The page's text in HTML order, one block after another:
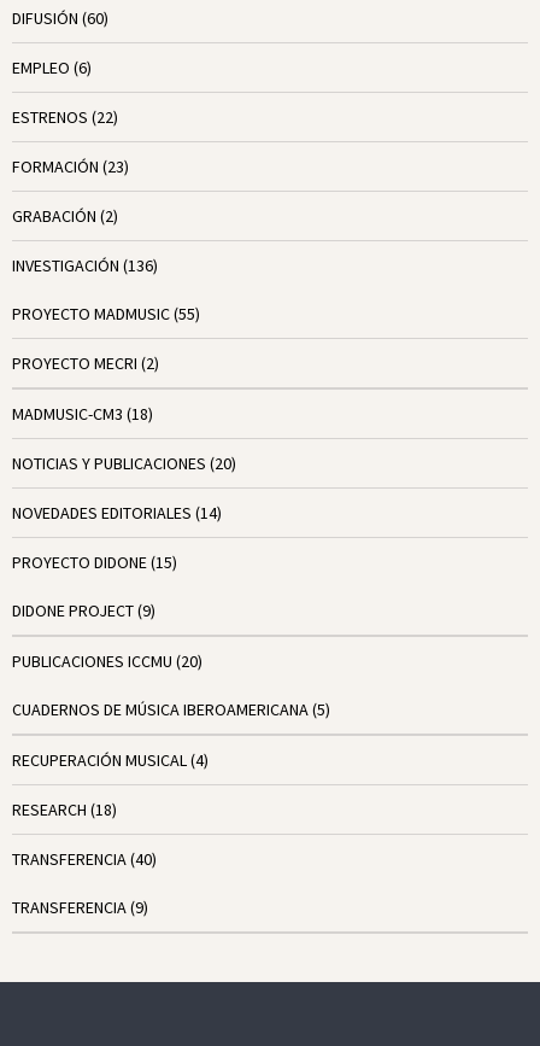
DIFUSIÓN (60)
EMPLEO (6)
ESTRENOS (22)
FORMACIÓN (23)
GRABACIÓN (2)
INVESTIGACIÓN (136)
PROYECTO MADMUSIC(55)
PROYECTO MECRI (2)
MADMUSIC-CM3 (18)
NOTICIAS Y PUBLICACIONES (20)
NOVEDADES EDITORIALES (14)
PROYECTO DIDONE(15)
DIDONE PROJECT(9)
PUBLICACIONES ICCMU (20)
CUADERNOS DE MÚSICA IBEROAMERICANA(5)
RECUPERACIÓN MUSICAL(4)
RESEARCH (18)
TRANSFERENCIA(40)
TRANSFERENCIA(9)